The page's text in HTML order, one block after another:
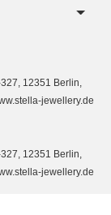
12351 Berlin,
jewellery.de
12351 Berlin,
jewellery.de